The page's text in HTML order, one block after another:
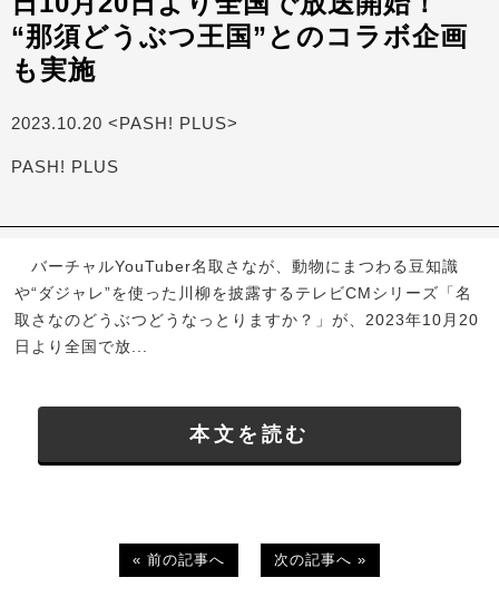
“那須どうぶつ王国”とのコラボ企画
も実施
2023.10.20 <PASH! PLUS>
PASH! PLUS
バーチャルYouTuber名取さなが、動物にまつわる豆知識
や“ダジャレ”を使った川柳を披露するテレビCMシリーズ「名
取さなのどうぶつどうなっとりますか？」が、2023年10月20
日より全国で放...
本文を読む
« 前の記事へ 次の記事へ »